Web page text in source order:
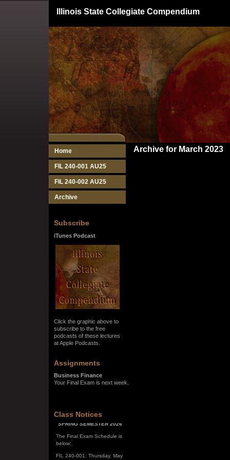
Illinois State Collegiate Compendium
Home
FIL 240-001 AU25
FIL 240-002 AU25
Archive
Subscribe
iTunes Podcast
Click the graphic above to
subscribe to the free
podcasts of these lectures
at Apple Podcasts.
Assignments
Business Finance
Your Final Exam is next week.
Class Notices
SPRING SEMESTER 2026
The Final Exam Schedule is
FIL 240-001: Thursday, May
Archive for March 2023